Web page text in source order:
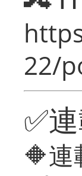
22/
✅
🔶